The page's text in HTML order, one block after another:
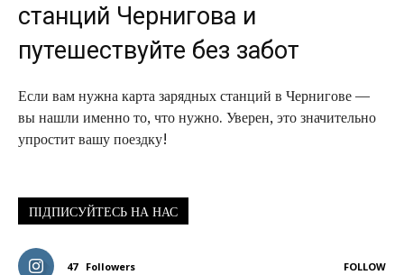
станций Чернигова и
путешествуйте без забот
Если вам нужна карта зарядных станций в Чернигове —
вы нашли именно то, что нужно. Уверен, это значительно
упростит вашу поездку!
ПІДПИСУЙТЕСЬ НА НАС
47 Followers FOLLOW